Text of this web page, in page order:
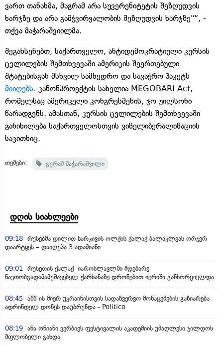
ვართ თანახმა, მაგრამ არა სუვერენიტეტის შეზღუდვის
ხარჯზე და არა გამჭვირვალობის შეზღუდვის ხარჯზე"“, -
თქვა მაჭარაშვიილმა.
შეგახსენებთ, საქართველო, ანტიდემოკრატიული კურსის
ცვლილების შემთხვევაში ამერიკის შეერთებული
შტატებისგან მსხვილ სამხედრო და სავაჭრო პაკეტს
მიიღებს. კანონპროექტის სახელია MEGOBARI Act,
რომელსაც ამერიკელი კონგრესმენის, ჯო უილსონი
წარადგენს. ამასთან, კურსის ცვლილების შემთხვევაში
განიხილება საქართველოსთვის ვიზელიბერალიზაციის
საკითხიც.
თემები: გურამ მაჭარაშვილი
დღის სიახლეები
09:18 რუსებმა დილით ხარკივის ოლქის ქალაქ ბალაკლეას ორჯერ
დაარტყეს – დაიღუპა 3 ადამიანი
09:01
რუსეთის ქალაქ იაროსლავლში მდებარე
ნავთობგადამამუშავებელ ქარხანაზე დრონებით იერიში განხორციელდა
08:45 აშშ-ის მიერ უკრაინისთვის სადაზვერვო მონაცემების გაზიარება
ადრინდელ დონეს დაუბრუნდა - Politico
08:19 ანა ონიანი ვერბიეს ფესტივალის აკადემიის უმაღლესი ჯილდოს
მფლობელი გახდა